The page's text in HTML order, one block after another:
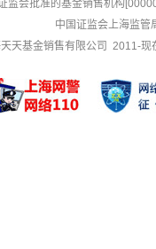
监会批准的基金销售机构
中国证监会上海监管
天基金销售有限公司 2011-